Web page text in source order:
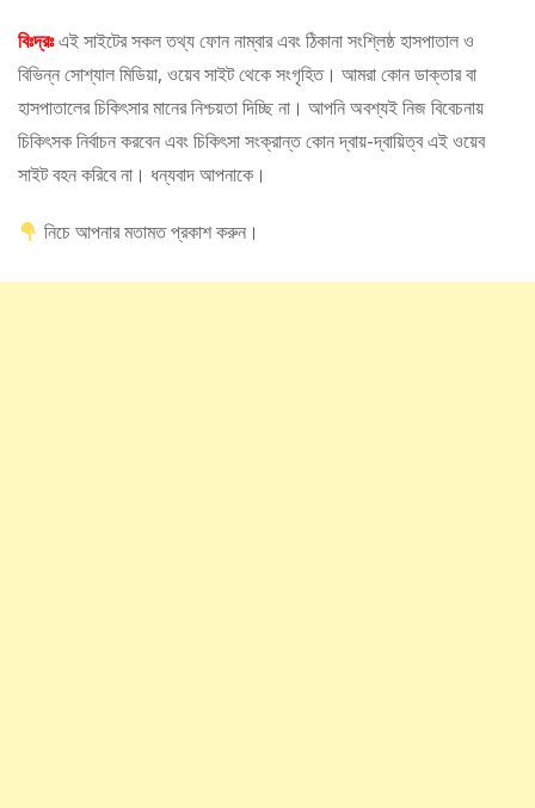
বিঃদ্রঃএই সাইটের সকল তথ্য ফোন নাম্বার এবং ঠিকানা সংশ্লিষ্ঠ হাসপাতাল ও
বিভিন্ন সোশ্যাল মিডিয়া, ওয়েব সাইট থেকে সংগৃহিত। আমরা কোন ডাক্তার বা
হাসপাতালের চিকিৎসার মানের নিশ্চয়তা দিচ্ছি না। আপনি অবশ্যই নিজ বিবেচনায়
চিকিৎসক নির্বাচন করবেন এবং চিকিৎসা সংক্রান্ত কোন দ্বায়-দ্বায়িত্ব এই ওয়েব
সাইট বহন করিবে না। ধন্যবাদ আপনাকে।
নিচে আপনার মতামত প্রকাশ করুন।